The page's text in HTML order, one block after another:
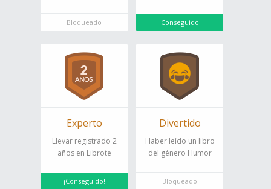
Bloqueado ¡Conseguido!
Experto
Llevar registrado 2
años en Librote
¡Conseguido!
Divertido
Haber leído un libro
del género Humor
Bloqueado